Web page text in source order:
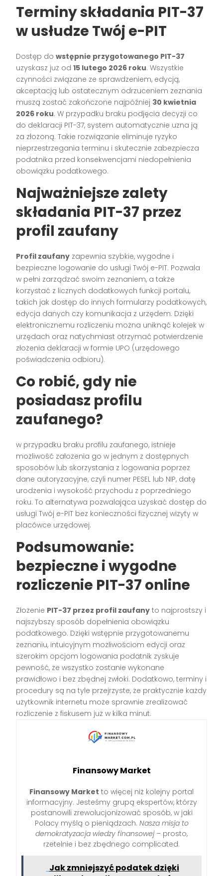
Terminy składania PIT-37
w usłudze Twój e-PIT
Dostęp dowstępnie przygotowanego PIT-37
uzyskasz już od15 lutego 2026 roku. Wszystkie
czynności związane ze sprawdzeniem, edycją,
akceptacją lub ostatecznym odrzuceniem zeznania
muszą zostać zakończone najpóźniej 30 kwietnia
2026 roku. W przypadku braku podjęcia decyzji co
do deklaracji PIT-37, system automatycznie uzna ją
za złożoną. Takie rozwiązanie eliminuje ryzyko
nieprzestrzegania terminu i skutecznie zabezpiecza
podatnika przed konsekwencjami niedopełnienia
obowiązku podatkowego.
Najważniejsze zalety
składania PIT-37 przez
profil zaufany
Profil zaufany zapewnia szybkie, wygodne i
bezpieczne logowanie do usługi Twój e-PIT. Pozwala
w pełni zarządzać swoim zeznaniem, a także
korzystać z licznych dodatkowych funkcji portalu,
takich jak dostęp do innych formularzy podatkowych,
edycja danych czy komunikacja z urzędem. Dzięki
elektronicznemu rozliczeniu można uniknąć kolejek w
urzędach oraz natychmiast otrzymać potwierdzenie
złożenia deklaracji w formie UPO (urzędowego
poświadczenia odbioru).
Co robić, gdy nie
posiadasz profilu
zaufanego?
w przypadku braku profilu zaufanego, istnieje
możliwość założenia go w jednym z dostępnych
sposobów lub skorzystania z logowania poprzez
dane autoryzacyjne, czyli numer PESEL lub NIP, datę
urodzenia i wysokość przychodu z poprzedniego
roku. To alternatywa pozwalająca uzyskać dostęp do
usługi Twój e-PIT bez konieczności fizycznej wizyty w
placówce urzędowej.
Podsumowanie:
bezpieczne i wygodne
rozliczenie PIT-37 online
Złożenie PIT-37 przez profil zaufany to najprostszy i
najszybszy sposób dopełnienia obowiązku
podatkowego. Dzięki wstępnie przygotowanemu
zeznaniu, intuicyjnym możliwościom edycji oraz
szerokim opcjom logowania podatnik zyskuje
pewność, że wszystko zostanie wykonane
prawidłowo i bez zbędnej zwłoki. Dodatkowo, terminy i
procedury są na tyle przejrzyste, że praktycznie każdy
użytkownik internetu może sprawnie zrealizować
rozliczenie z fiskusem już w kilka minut.
Finansowy Market
Finansowy Market to więcej niż kolejny portal
informacyjny. Jesteśmy grupą ekspertów, którzy
postanowili zrewolucjonizować sposób, w jaki
Polacy myślą o pieniądzach. Nasza misja to
demokratyzacja wiedzy finansowej– prosto,
rzetelnie i bez zbędnego complicated.
Jak zmniejszyć podatek dzięki